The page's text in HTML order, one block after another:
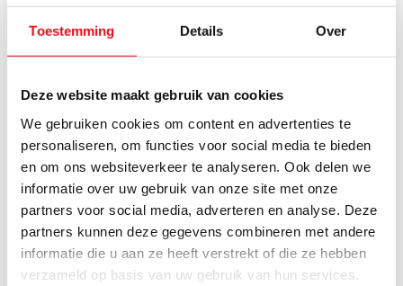
Toestemming Details Over
Deze website maakt gebruik van cookies
We gebruiken cookies om content en advertenties te
personaliseren, om functies voor social media te bieden
en om ons websiteverkeer te analyseren. Ook delen we
informatie over uw gebruik van onze site met onze
partners voor social media, adverteren en analyse. Deze
partners kunnen deze gegevens combineren met andere
informatie die u aan ze heeft verstrekt of die ze hebben
verzameld op basis van uw gebruik van hun services.
installatie, kan ik alle radiatoren
gebruiken uit de website?
Kan ik alle radiatoren op de website
toepassen in combinatie met
stadsverwarming?
Werkt een paneelradiator ook bij 40
graden aanvoertemperatuur?